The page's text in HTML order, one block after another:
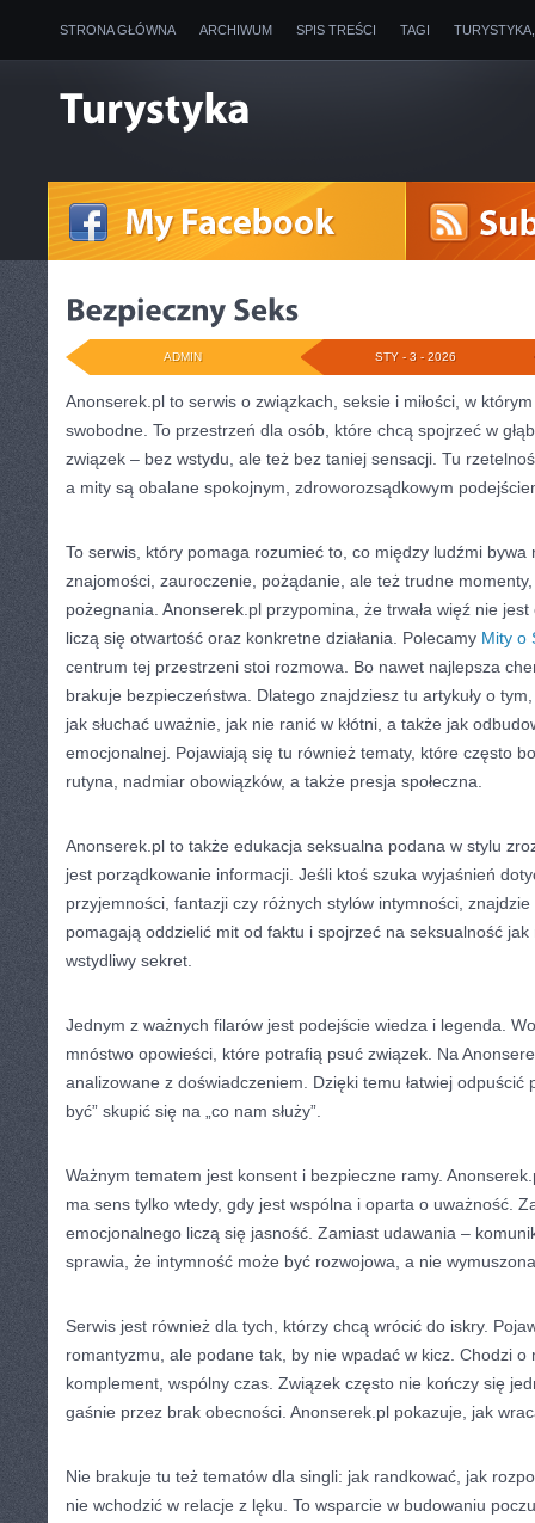
STRONA GŁÓWNA ARCHIWUM SPIS TREŚCI TAGI
STY - 3 - 2026
ADMIN
Anonserek.pl to serwis o związkach, seksie i miłości, w
swobodne. To przestrzeń dla osób, które chcą spojrzeć w
związek – bez wstydu, ale też bez taniej sensacji. Tu
a mity są obalane spokojnym, zdroworozsądkowym
To serwis, który pomaga rozumieć to, co między ludźmi bywa
znajomości, zauroczenie, pożądanie, ale też trudne
pożegnania. Anonserek.pl przypomina, że trwała więź nie
liczą się otwartość oraz konkretne działania. Polecamy Mity o
centrum tej przestrzeni stoi rozmowa. Bo nawet najlepsza
brakuje bezpieczeństwa. Dlatego znajdziesz tu artykuły o
jak słuchać uważnie, jak nie ranić w kłótni, a także jak
emocjonalnej. Pojawiają się tu również tematy, które często
rutyna, nadmiar obowiązków, a także presja społeczna.
Anonserek.pl to także edukacja seksualna podana w stylu
jest porządkowanie informacji. Jeśli ktoś szuka wyjaśnień
przyjemności, fantazji czy różnych stylów intymności,
pomagają oddzielić mit od faktu i spojrzeć na seksualność
wstydliwy sekret.
Jednym z ważnych filarów jest podejście wiedza i legenda.
mnóstwo opowieści, które potrafią psuć związek. Na
analizowane z doświadczeniem. Dzięki temu łatwiej odpuścić
być” skupić się na „co nam służy”.
Ważnym tematem jest konsent i bezpieczne ramy.
ma sens tylko wtedy, gdy jest wspólna i oparta o uważność.
emocjonalnego liczą się jasność. Zamiast udawania –
sprawia, że intymność może być rozwojowa, a nie
Serwis jest również dla tych, którzy chcą wrócić do iskry.
romantyzmu, ale podane tak, by nie wpadać w kicz. Chodzi o
komplement, wspólny czas. Związek często nie kończy się
gaśnie przez brak obecności. Anonserek.pl pokazuje, jak
Nie brakuje tu też tematów dla singli: jak randkować, jak
nie wchodzić w relacje z lęku. To wsparcie w budowaniu